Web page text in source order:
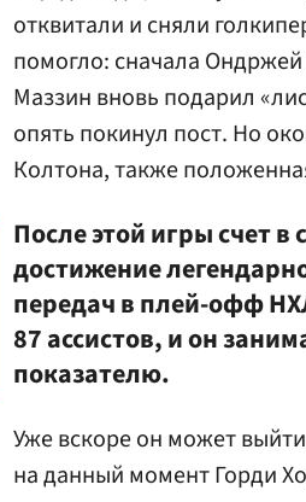
отквитали и сняли
помогло: сначала Ондржей
Маззин вновь подарил
опять покинул пост. Но
Колтона, также
После этой игры счет в
достижение
передач в плей-офф
87 ассистов, и он
показателю.
Уже вскоре он может
на данный момент Горди